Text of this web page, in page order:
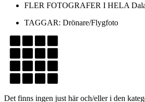
FLER FOTOGRAFER I HELA
TAGGAR: Drönare/Flygfoto
Det finns ingen just här och/eller i den